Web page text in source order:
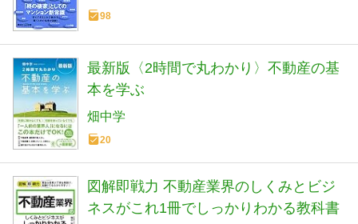
98
最新版〈2時間で丸わかり〉不動産の基
本を学ぶ
畑中学
20
図解即戦力 不動産業界のしくみとビジ
ネスがこれ1冊でしっかりわかる教科書